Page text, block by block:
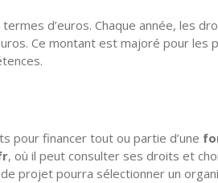
d’euros. Chaque année,
Ce montant est majoré pour les
pour financer tout ou partie d’une
, où il peut consulter ses droits et
projet pourra sélectionner un